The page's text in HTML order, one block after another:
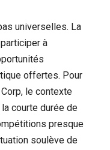
universelles. La
à
offertes. Pour
le contexte
courte durée de
presque
soulève de